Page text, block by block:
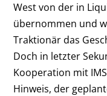
West von der in
übernommen und
Traktionär das
Doch in letzter
Kooperation mit
Hinweis, der